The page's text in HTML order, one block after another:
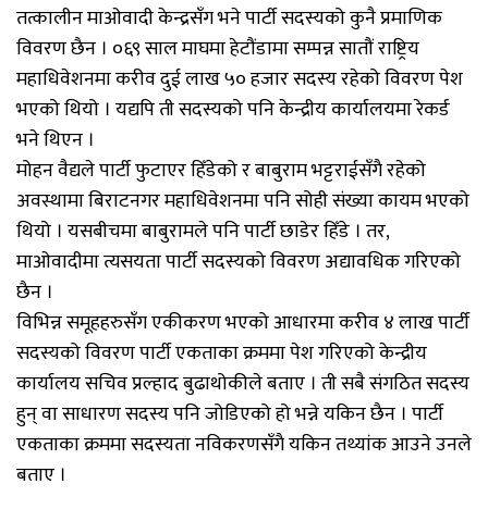
तत्कालीन माओवादी केन्द्रसँग भने पार्टी सदस्यको कुनै प्रमाणिक
विवरण छैन । ०६९ साल माघमा हेटौंडामा सम्पन्न सातौं राष्ट्रिय
महाधिवेशनमा करीव दुई लाख ५० हजार सदस्य रहेको विवरण पेश
भएको थियो । यद्यपि ती सदस्यको पनि केन्द्रीय कार्यालयमा रेकर्ड
भने थिएन ।
मोहन वैद्यले पार्टी फुटाएर हिँडेको र बाबुराम भट्टराईसँगै रहेको
अवस्थामा बिराटनगर महाधिवेशनमा पनि सोही संख्या कायम भएको
थियो । यसबीचमा बाबुरामले पनि पार्टी छाडेर हिँडे । तर,
माओवादीमा त्यसयता पार्टी सदस्यको विवरण अद्यावधिक गरिएको
छैन ।
विभिन्न समूहहरुसँग एकीकरण भएको आधारमा करीव ४ लाख पार्टी
सदस्यको विवरण पार्टी एकताका क्रममा पेश गरिएको केन्द्रीय
कार्यालय सचिव प्रल्हाद बुढाथोकीले बताए । ती सबै संगठित सदस्य
हुन् वा साधारण सदस्य पनि जोडिएको हो भन्ने यकिन छैन । पार्टी
एकताका क्रममा सदस्यता नविकरणसँगै यकिन तथ्यांक आउने उनले
बताए ।